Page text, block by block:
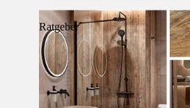
Ratgeber